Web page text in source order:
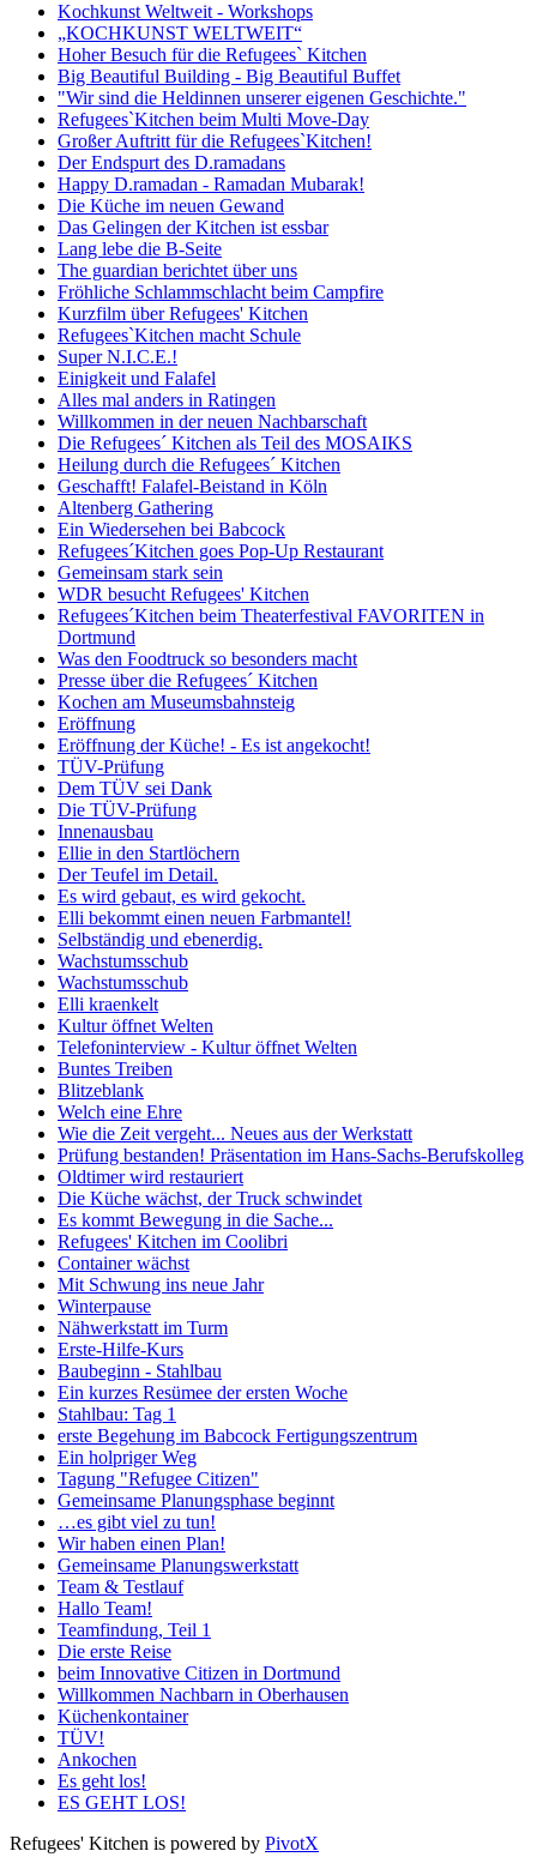
Kochkunst Weltweit - Workshops
„KOCHKUNST WELTWEIT“
Hoher Besuch für die Refugees` Kitchen
Big Beautiful Building - Big Beautiful Buffet
"Wir sind die Heldinnen unserer eigenen Geschichte."
Refugees`Kitchen beim Multi Move-Day
Großer Auftritt für die Refugees`Kitchen!
Der Endspurt des D.ramadans
Happy D.ramadan - Ramadan Mubarak!
Die Küche im neuen Gewand
Das Gelingen der Kitchen ist essbar
Lang lebe die B-Seite
The guardian berichtet über uns
Fröhliche Schlammschlacht beim Campfire
Kurzfilm über Refugees' Kitchen
Refugees`Kitchen macht Schule
Super N.I.C.E.!
Einigkeit und Falafel
Alles mal anders in Ratingen
Willkommen in der neuen Nachbarschaft
Die Refugees´ Kitchen als Teil des MOSAIKS
Heilung durch die Refugees´ Kitchen
Geschafft! Falafel-Beistand in Köln
Altenberg Gathering
Ein Wiedersehen bei Babcock
Refugees´Kitchen goes Pop-Up Restaurant
Gemeinsam stark sein
WDR besucht Refugees' Kitchen
Refugees´Kitchen beim Theaterfestival FAVORITEN in
Dortmund
Was den Foodtruck so besonders macht
Presse über die Refugees´ Kitchen
Kochen am Museumsbahnsteig
Eröffnung
Eröffnung der Küche! - Es ist angekocht!
TÜV-Prüfung
Dem TÜV sei Dank
Die TÜV-Prüfung
Innenausbau
Ellie in den Startlöchern
Der Teufel im Detail.
Es wird gebaut, es wird gekocht.
Elli bekommt einen neuen Farbmantel!
Selbständig und ebenerdig.
Wachstumsschub
Wachstumsschub
Elli kraenkelt
Kultur öffnet Welten
Telefoninterview - Kultur öffnet Welten
Buntes Treiben
Blitzeblank
Welch eine Ehre
Wie die Zeit vergeht... Neues aus der Werkstatt
Prüfung bestanden! Präsentation im Hans-Sachs-Berufskolleg
Oldtimer wird restauriert
Die Küche wächst, der Truck schwindet
Es kommt Bewegung in die Sache...
Refugees' Kitchen im Coolibri
Container wächst
Mit Schwung ins neue Jahr
Winterpause
Nähwerkstatt im Turm
Erste-Hilfe-Kurs
Baubeginn - Stahlbau
Ein kurzes Resümee der ersten Woche
Stahlbau: Tag 1
erste Begehung im Babcock Fertigungszentrum
Ein holpriger Weg
Tagung "Refugee Citizen"
Gemeinsame Planungsphase beginnt
…es gibt viel zu tun!
Wir haben einen Plan!
Gemeinsame Planungswerkstatt
Team & Testlauf
Hallo Team!
Teamfindung, Teil 1
Die erste Reise
beim Innovative Citizen in Dortmund
Willkommen Nachbarn in Oberhausen
Küchenkontainer
TÜV!
Ankochen
Es geht los!
ES GEHT LOS!
Refugees' Kitchen is powered by PivotX